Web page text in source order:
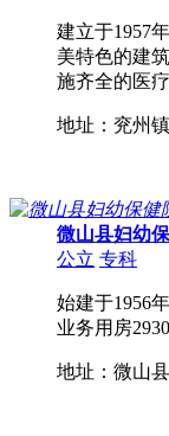
建立于1957
美特色的建
施齐全的医
地址：兖州
微山县妇幼
公立 专科
始建于1956
业务用房
地址：微山